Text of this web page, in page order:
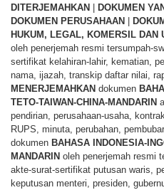
DITERJEMAHKAN | DOKUMEN
DOKUMEN PERUSAHAAN |
HUKUM, LEGAL, KOMERSIL DAN
oleh penerjemah resmi tersumpah-
sertifikat kelahiran-lahir, kematian,
nama, ijazah, transkip daftar nilai,
MENERJEMAHKAN dokumen
TETO-TAIWAN-CHINA-MANDARIN
pendirian, perusahaan-usaha,
RUPS, minuta, perubahan,
dokumen BAHASA INDONESIA-
MANDARIN oleh penerjemah resmi
akte-surat-sertifikat putusan waris,
keputusan menteri, presiden,